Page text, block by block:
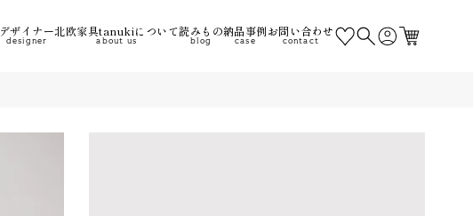
デザイナー
designer
北欧家具tanukiについて
about us
読みもの
blog
納品事例
case
お問い合わせ
contact